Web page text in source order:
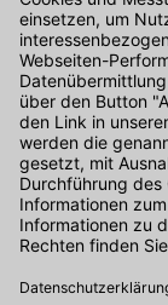
Kontakt
Unser Onlineshop
Uhr unter der
Alternativ können
Den Kontakt direkt